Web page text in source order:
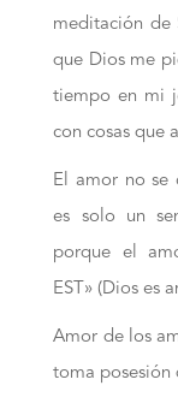
meditación de
que Dios me
tiempo en mi
con cosas que
El amor no se
es solo un
porque el
EST» (Dios es
Amor de los
toma posesión